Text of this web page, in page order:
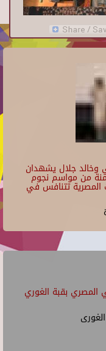
وخالد جلال يشهدان
من مواسم نجوم
الجامعات المصرية تتنافس في
المصري بقبة الغوري